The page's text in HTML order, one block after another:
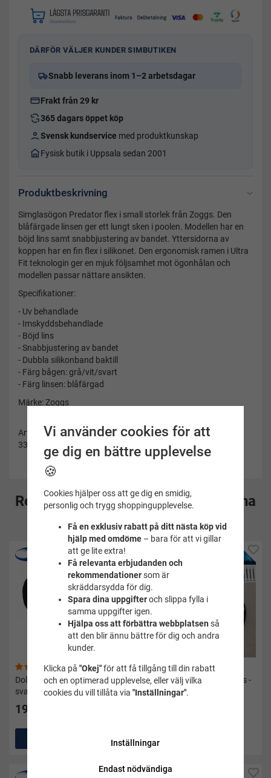
DÄRFÖR VÄLJER KUNDER SIMBUTIKEN
Snabb leverans inom 1–2 arbetsdagar
Frakt från 29 kr
365 dagars öppet köp
Svensk kundservice med produktkunskap
Fysisk butik i Uppsala sedan 2001
Produktbeskrivning
Simglasögon Predator flex i small storlek från Zoggs. Den
blåfärgade linsen ger ett lungt sken i poolen. Modellen har en
böjd lins samt snabbjustering av bandet. Yttersidorna av
koppen har en fin flex i silikonet. Den ergonomisk ramen i Ultra
Fit teknologin ger en mjuk följsamhet mot ögonhålan och
modellen passar nättare ansikten.
Specifikationer:
- Uv behandlade
- Imskyddsbehandlade
- Böjd lins
- Snabbjustering av bandet
- Dubbla silikonband baktill
- Färg bågen: grå/vit/svart
- Färg linsen: blåfärgad
Märke: Zoggs
Artikelnummer:
337844
Rekommenderade tillbehör till denna
produkt
(32)
Dolme Foam pull buoy II
svart från Soak
199 kr
(97)
Simpaddlar Power paddles -
Soak
Vi använder cookies för att
ge dig en bättre upplevelse
🍪
Cookies hjälper oss att ge dig en smidig,
personlig och trygg shoppingupplevelse.
Få en exklusiv rabatt på ditt nästa köp vid
hjälp med omdöme– bara för att vi gillar
att ge lite extra!
Få relevanta erbjudanden och
rekommendationersom är
skräddarsydda för dig.
Spara dina uppgifteroch slippa fylla i
samma uppgifter igen.
Hjälpa oss att förbättra webbplatsen så
att den blir ännu bättre för dig och andra
kunder.
Klicka på "Okej"för att få tillgång till din rabatt
och en optimerad upplevelse, eller välj vilka
cookies du vill tillåta via "Inställningar".
Inställningar
Endast nödvändiga